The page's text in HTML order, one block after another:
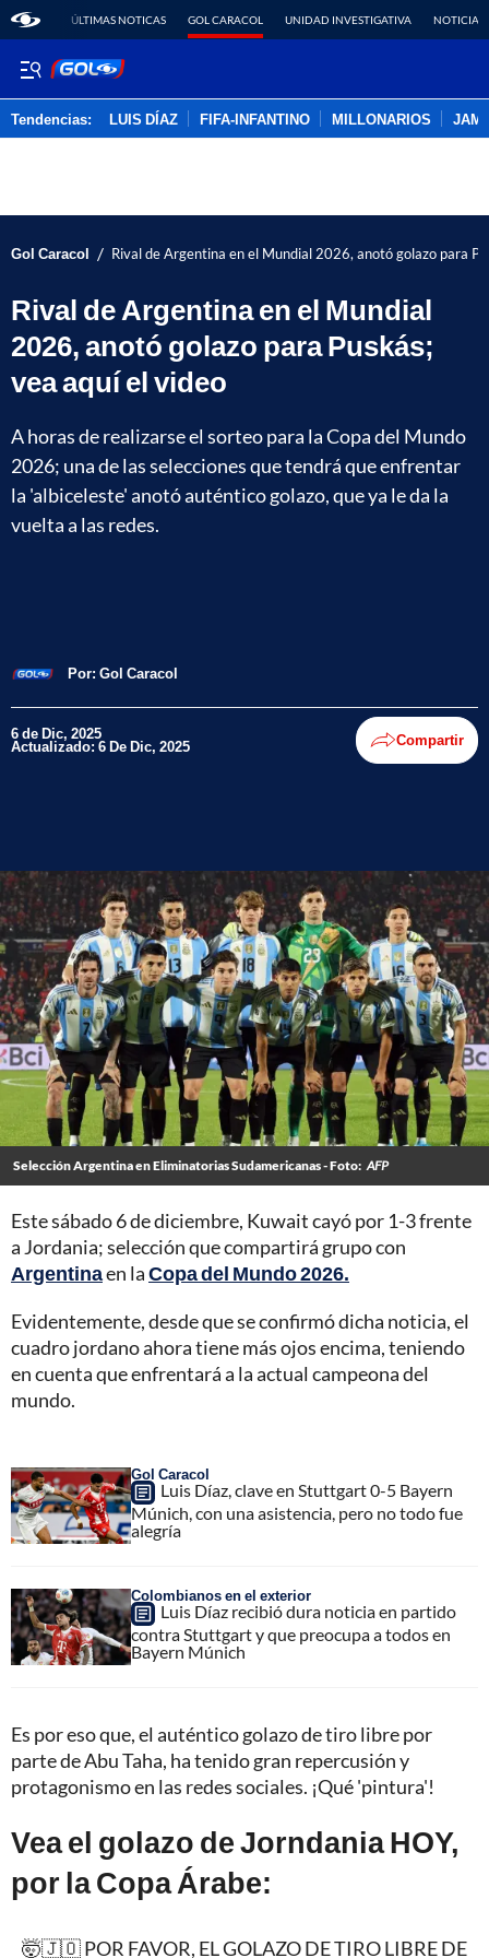
ÚLTIMAS NOTICAS GOL CARACOL UNIDAD INVESTIGATIVA NOTICIAS
Tendencias: LUIS DÍAZ FIFA-INFANTINO MILLONARIOS
Gol Caracol / Rival de Argentina en el Mundial 2026, anotó golazo para
Rival de Argentina en el Mundial
2026, anotó golazo para Puskás;
vea aquí el video
A horas de realizarse el sorteo para la Copa del Mundo
2026; una de las selecciones que tendrá que enfrentar
la 'albiceleste' anotó auténtico golazo, que ya le da la
vuelta a las redes.
Por: Gol Caracol
6 de Dic, 2025
Actualizado: 6 De Dic, 2025 Compartir
Selección Argentina en Eliminatorias Sudamericanas - Foto: AFP
Este sábado 6 de diciembre, Kuwait cayó por 1-3 frente
a Jordania; selección que compartirá grupo con
Argentinaen laCopa del Mundo 2026.
Evidentemente, desde que se confirmó dicha noticia, el
cuadro jordano ahora tiene más ojos encima, teniendo
en cuenta que enfrentará a la actual campeona del
mundo.
Gol Caracol
Luis Díaz, clave en Stuttgart 0-5 Bayern
Múnich, con una asistencia, pero no todo fue
alegría
Colombianos en el exterior
Luis Díaz recibió dura noticia en partido
contra Stuttgart y que preocupa a todos en
Bayern Múnich
Es por eso que, el auténtico golazo de tiro libre por
parte de Abu Taha, ha tenido gran repercusión y
protagonismo en las redes sociales. ¡Qué 'pintura'!
Vea el golazo de Jorndania HOY,
por la Copa Árabe:
🤯🇯🇴 POR FAVOR, EL GOLAZO DE TIRO LIBRE DE